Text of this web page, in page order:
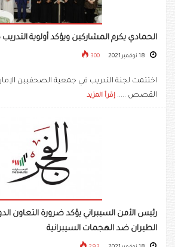
الحمادي يكرم المشاركين ويؤكد أولوية
300
اختتمت لجنة التدريب في جمعية الصحفيين
القصص ..... إقرأ المزيد
رئيس الأمن السيبراني يؤكد ضرورة التعاون
الطيران ضد الهجمات السيبرانية